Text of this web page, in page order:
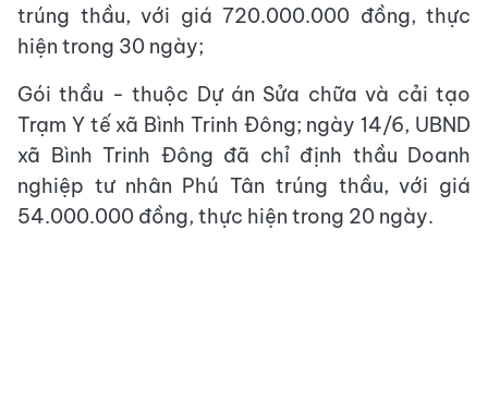
trúng thầu, với giá 720.000.000 đồng, thực
hiện trong 30 ngày;
Gói thầu - thuộc Dự án Sửa chữa và cải tạo
Trạm Y tế xã Bình Trinh Đông; ngày 14/6, UBND
xã Bình Trinh Đông đã chỉ định thầu Doanh
nghiệp tư nhân Phú Tân trúng thầu, với giá
54.000.000 đồng, thực hiện trong 20 ngày.